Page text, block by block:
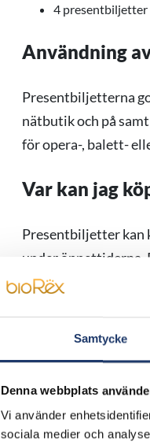
Samtycke
Denna webbplats
Vi använder
sociala medier och
4 presentbiljetter
Användning
Presentbiljetterna
nätbutik och på
för opera-, balett-
Var kan jag
Presentbiljetter kan
under öppettiderna.
osv.) kan inte